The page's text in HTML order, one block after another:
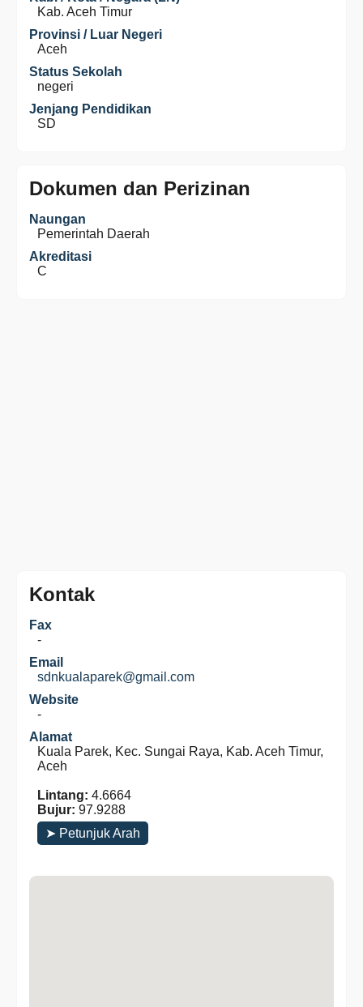
Kab. Aceh Timur
Provinsi / Luar Negeri
Aceh
Status Sekolah
negeri
Jenjang Pendidikan
SD
Dokumen dan Perizinan
Naungan
Pemerintah Daerah
Akreditasi
C
Kontak
Fax
-
Email
sdnkualaparek@gmail.com
Website
-
Alamat
Kuala Parek, Kec. Sungai Raya, Kab. Aceh Timur,
Aceh
Lintang: 4.6664
Bujur: 97.9288
➤ Petunjuk Arah